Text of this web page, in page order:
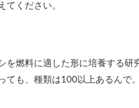
てください。
を燃料に適した形に培養する研
ても、種類は100以上あるんで